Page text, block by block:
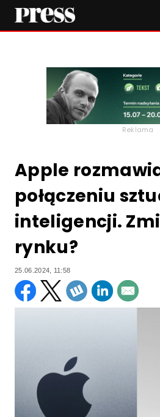
Reklama
Apple
połączeniu
inteligencji.
rynku?
25.06.2024, 11:58